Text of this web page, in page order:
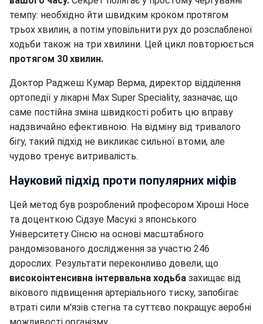
темпу: необхідно йти швидким кроком протягом
трьох хвилин, а потім уповільнити рух до розслабленої
ходьби також на три хвилини. Цей цикл повторюється
протягом 30 хвилин.
Доктор Раджеш Кумар Верма, директор відділення
ортопедії у лікарні Max Super Speciality, зазначає, що
саме постійна зміна швидкості робить цю вправу
надзвичайно ефективною. На відміну від тривалого
бігу, такий підхід не викликає сильної втоми, але
чудово тренує витривалість.
Науковий підхід проти популярних міфів
Цей метод був розроблений професором Хіроші Носе
та доценткою Сідзуе Масукі з японського
Університету Сінсю на основі масштабного
рандомізованого дослідження за участю 246
дорослих. Результати переконливо довели, що
високоінтенсивна інтервальна ходьба захищає від
вікового підвищення артеріального тиску, запобігає
втраті сили м'язів стегна та суттєво покращує аеробні